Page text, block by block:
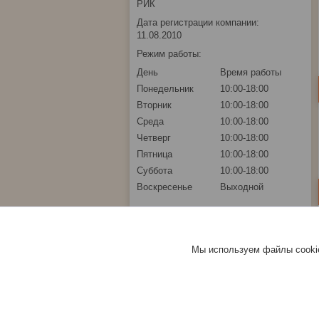
РИК
Дата регистрации компании:
11.08.2010
Режим работы:
День
Время работы
Понедельник
10:00-18:00
Вторник
10:00-18:00
Среда
10:00-18:00
Четверг
10:00-18:00
Пятница
10:00-18:00
Суббота
10:00-18:00
Воскресенье
Выходной
Мы используем файлы